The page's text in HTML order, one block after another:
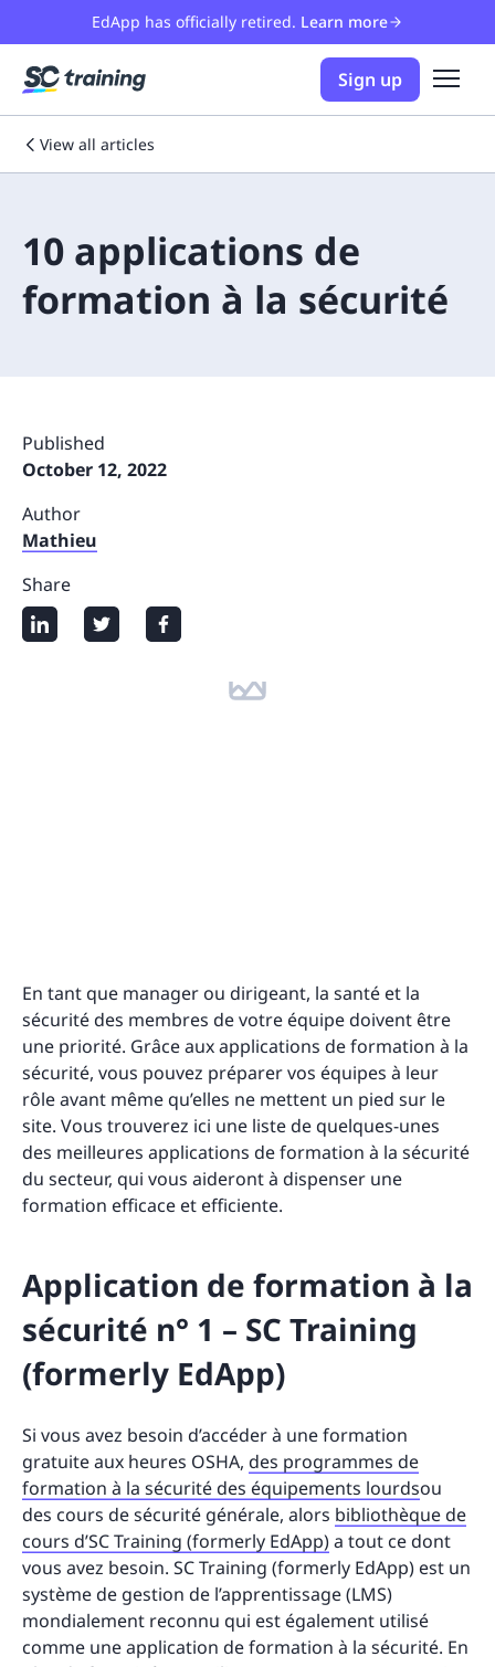
EdApp has officially retired. Learn more
Sign up
View all articles
10 applications de
formation à la sécurité
Published
October 12, 2022
Author
Mathieu
Share
En tant que manager ou dirigeant, la santé et la
sécurité des membres de votre équipe doivent être
une priorité. Grâce aux applications de formation à la
sécurité, vous pouvez préparer vos équipes à leur
rôle avant même qu’elles ne mettent un pied sur le
site. Vous trouverez ici une liste de quelques-unes
des meilleures applications de formation à la sécurité
du secteur, qui vous aideront à dispenser une
formation efficace et efficiente.
Application de formation à la
sécurité n° 1 – SC Training
(formerly EdApp)
Si vous avez besoin d’accéder à une formation
gratuite aux heures OSHA, des programmes de
formation à la sécurité des équipements lourdsou
des cours de sécurité générale, alors bibliothèque de
cours d’SC Training (formerly EdApp)a tout ce dont
vous avez besoin. SC Training (formerly EdApp) est un
système de gestion de l’apprentissage (LMS)
mondialement reconnu qui est également utilisé
comme une application de formation à la sécurité. En